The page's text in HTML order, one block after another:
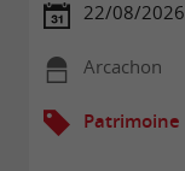
22/08/2026
Arcachon
Patrimoine